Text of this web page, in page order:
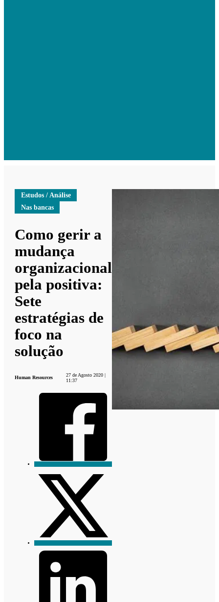
Estudos / Análise
Nas bancas
Como gerir a
mudança
organizacional
pela positiva:
Sete
estratégias de
foco na
solução
Human Resources
27 de Agosto 2020 |
11:37